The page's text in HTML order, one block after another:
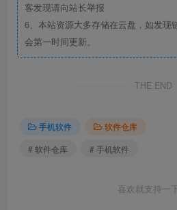
客发现请向站长举报
6、本站资源大多存储在云盘，如发现
会第一时间更新。
THE END
手机软件
软件仓库
# 软件仓库
# 手机软件
喜欢就支持一